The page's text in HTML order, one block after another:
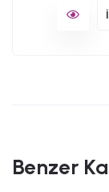
Benzer